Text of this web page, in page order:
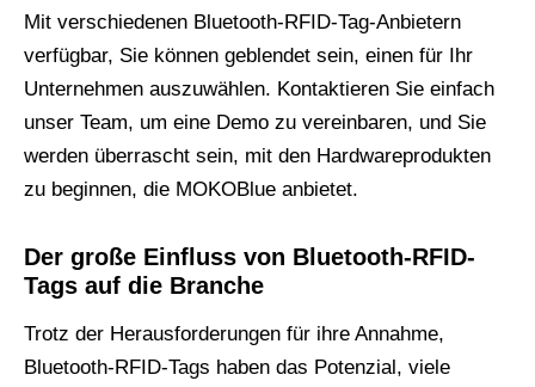
Mit verschiedenen Bluetooth-RFID-Tag-Anbietern
verfügbar, Sie können geblendet sein, einen für Ihr
Unternehmen auszuwählen. Kontaktieren Sie einfach
unser Team, um eine Demo zu vereinbaren, und Sie
werden überrascht sein, mit den Hardwareprodukten
zu beginnen, die MOKOBlue anbietet.
Der große Einfluss von Bluetooth-RFID-
Tags auf die Branche
Trotz der Herausforderungen für ihre Annahme,
Bluetooth-RFID-Tags haben das Potenzial, viele